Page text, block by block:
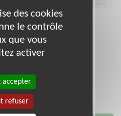
à Paris, le
des
depuis sa
singulier qui
et unique
des
des cookies
le contrôle
que vous
activer
accepter
refuser